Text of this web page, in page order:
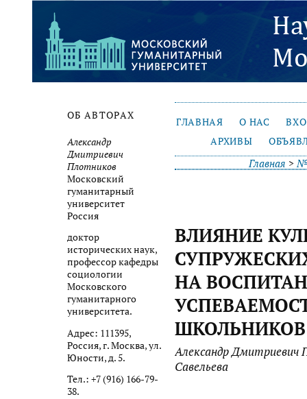
ОБ АВТОРАХ
Александр
Дмитриевич
Плотников
Московский
гуманитарный
университет
Россия
доктор
исторических наук,
профессор кафедры
социологии
Московского
гуманитарного
университета.
Адрес: 111395,
Россия, г. Москва, ул.
Юности, д. 5.
Тел.: +7 (916) 166-79-
38.
ГЛАВНАЯ О НАС
АРХИВЫ
Главная >№
ВЛИЯНИЕ
НА
ШКОЛЬНИКОВ
Александр Дмитриевич
Савельева